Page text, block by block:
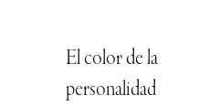
El color de la
personalidad